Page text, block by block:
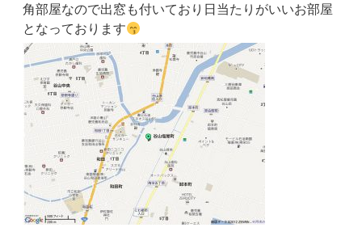
角部屋なので出窓も付いており日当たりがいいお部屋
となっております